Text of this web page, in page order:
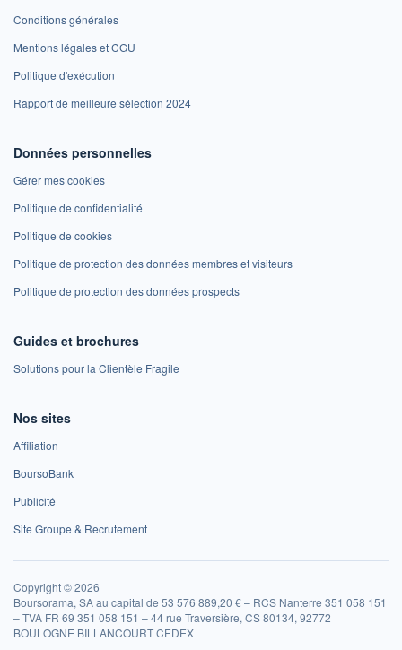
Conditions générales
Mentions légales et CGU
Politique d'exécution
Rapport de meilleure sélection 2024
Données personnelles
Gérer mes cookies
Politique de confidentialité
Politique de cookies
Politique de protection des données membres et visiteurs
Politique de protection des données prospects
Guides et brochures
Solutions pour la Clientèle Fragile
Nos sites
Affiliation
BoursoBank
Publicité
Site Groupe & Recrutement
Copyright © 2026
Boursorama, SA au capital de 53 576 889,20 € – RCS Nanterre 351 058 151
– TVA FR 69 351 058 151 – 44 rue Traversière, CS 80134, 92772
BOULOGNE BILLANCOURT CEDEX